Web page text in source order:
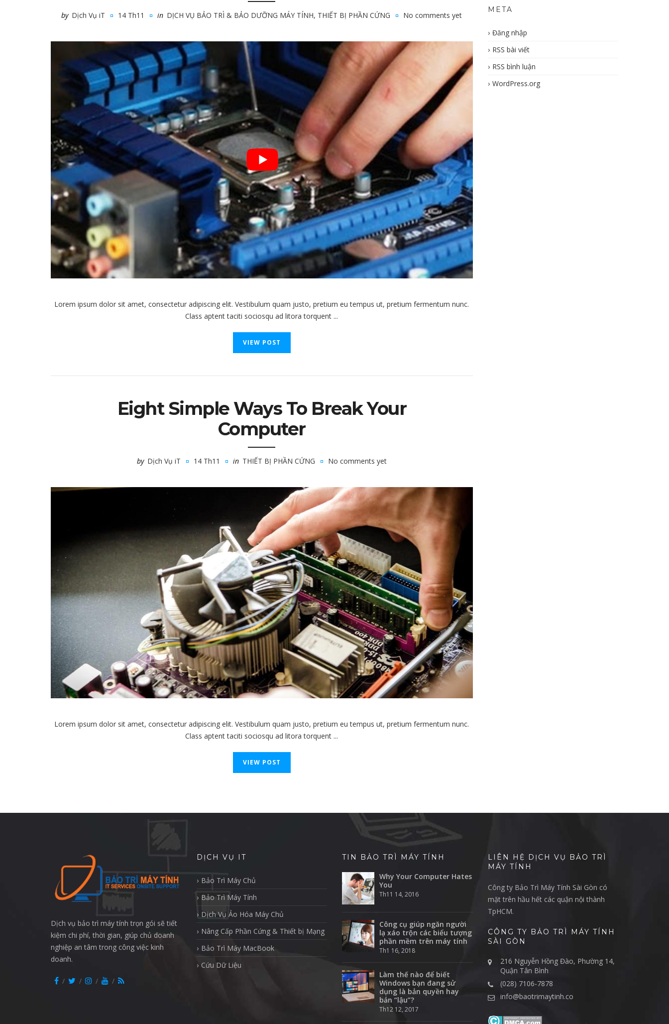
by Dịch Vụ iT 14 Th11 in DỊCH VỤ BẢO TRÌ & BẢO DƯỠNG MÁY TÍNH, THIẾT BỊ PHẦN CỨNG No comments yet
Lorem ipsum dolor sit amet, consectetur adipiscing elit. Vestibulum quam justo, pretium eu tempus ut, pretium fermentum nunc.
Class aptent taciti sociosqu ad litora torquent ...
VIEW POST
Eight Simple Ways To Break Your
Computer
by Dịch Vụ iT 14 Th11 in THIẾT BỊ PHẦN CỨNG No comments yet
Lorem ipsum dolor sit amet, consectetur adipiscing elit. Vestibulum quam justo, pretium eu tempus ut, pretium fermentum nunc.
Class aptent taciti sociosqu ad litora torquent ...
VIEW POST
META
Đăng nhập
RSS bài viết
RSS bình luận
WordPress.org
Dịch vụ bảo trì máy tính trọn gói sẽ tiết
kiệm chi phí, thời gian, giúp chủ doanh
nghiệp an tâm trong công việc kinh
doanh.
DỊCH VỤ IT
Bảo Trì Máy Chủ
Bảo Trì Máy Tính
Dịch Vụ Ảo Hóa Máy Chủ
Nâng Cấp Phần Cứng & Thiết bị Mạng
Bảo Trì Máy MacBook
Cứu Dữ Liệu
TIN BẢO TRÌ MÁY TÍNH
Why Your Computer Hates
You
Th11 14, 2016
Công cụ giúp ngăn người
lạ xáo trộn các biểu tượng
phần mềm trên máy tính
Th1 16, 2018
Làm thế nào để biết
Windows bạn đang sử
dụng là bản quyền hay
bản “lậu”?
Th12 12, 2017
LIÊN HỆ DỊCH VỤ BẢO TRÌ
MÁY TÍNH
Công ty Bảo Trì Máy Tính Sài Gòn có
mặt trên hầu hết các quận nội thành
TpHCM.
CÔNG TY BẢO TRÌ MÁY TÍNH
SÀI GÒN
216 Nguyễn Hồng Đào, Phường 14,
Quận Tân Bình
(028) 7106-7878
info@baotrimaytinh.co